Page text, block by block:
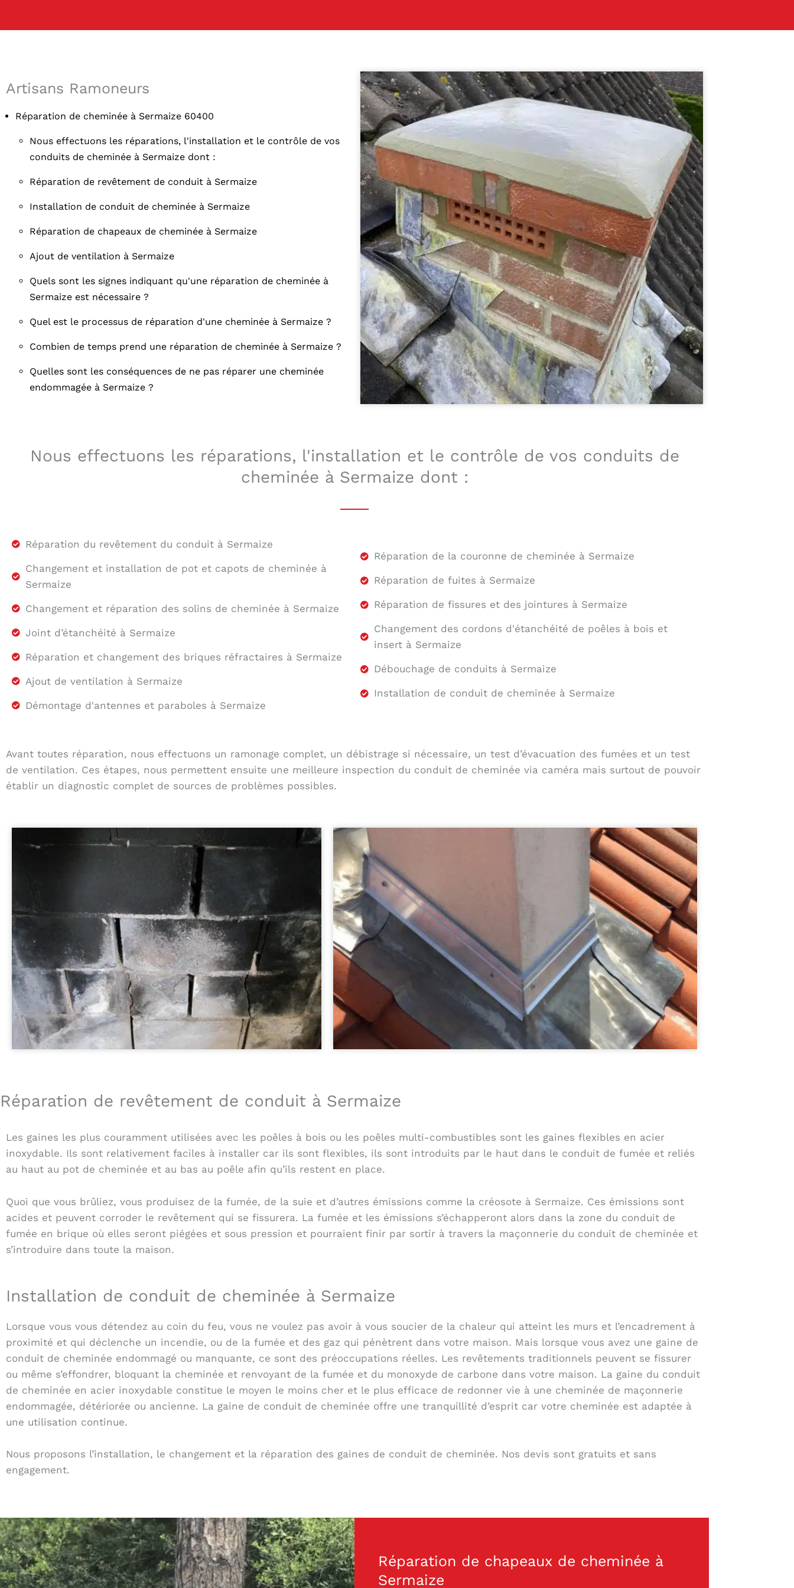
Artisans Ramoneurs
Réparation de cheminée à Sermaize 60400
Nous effectuons les réparations, l'installation et le contrôle de vos
conduits de cheminée à Sermaize dont :
Réparation de revêtement de conduit à Sermaize
Installation de conduit de cheminée à Sermaize
Réparation de chapeaux de cheminée à Sermaize
Ajout de ventilation à Sermaize
Quels sont les signes indiquant qu'une réparation de cheminée à
Sermaize est nécessaire ?
Quel est le processus de réparation d'une cheminée à Sermaize ?
Combien de temps prend une réparation de cheminée à Sermaize ?
Quelles sont les conséquences de ne pas réparer une cheminée
endommagée à Sermaize ?
Nous effectuons les réparations, l'installation et le contrôle de vos conduits de
cheminée à Sermaize dont :
Réparation du revêtement du conduit à Sermaize
Changement et installation de pot et capots de cheminée à
Sermaize
Changement et réparation des solins de cheminée à Sermaize
Joint d’étanchéité à Sermaize
Réparation et changement des briques réfractaires à Sermaize
Ajout de ventilation à Sermaize
Démontage d'antennes et paraboles à Sermaize
Réparation de la couronne de cheminée à Sermaize
Réparation de fuites à Sermaize
Réparation de fissures et des jointures à Sermaize
Changement des cordons d'étanchéité de poêles à bois et
insert à Sermaize
Débouchage de conduits à Sermaize
Installation de conduit de cheminée à Sermaize
Avant toutes réparation, nous effectuons un ramonage complet, un débistrage si nécessaire, un test d’évacuation des fumées et un test
de ventilation. Ces étapes, nous permettent ensuite une meilleure inspection du conduit de cheminée via caméra mais surtout de pouvoir
établir un diagnostic complet de sources de problèmes possibles.
Réparation de revêtement de conduit à Sermaize
Les gaines les plus couramment utilisées avec les poêles à bois ou les poêles multi-combustibles sont les gaines flexibles en acier
inoxydable. Ils sont relativement faciles à installer car ils sont flexibles, ils sont introduits par le haut dans le conduit de fumée et reliés
au haut au pot de cheminée et au bas au poêle afin qu’ils restent en place.
Quoi que vous brûliez, vous produisez de la fumée, de la suie et d’autres émissions comme la créosote à Sermaize. Ces émissions sont
acides et peuvent corroder le revêtement qui se fissurera. La fumée et les émissions s’échapperont alors dans la zone du conduit de
fumée en brique où elles seront piégées et sous pression et pourraient finir par sortir à travers la maçonnerie du conduit de cheminée et
s’introduire dans toute la maison.
Installation de conduit de cheminée à Sermaize
Lorsque vous vous détendez au coin du feu, vous ne voulez pas avoir à vous soucier de la chaleur qui atteint les murs et l’encadrement à
proximité et qui déclenche un incendie, ou de la fumée et des gaz qui pénètrent dans votre maison. Mais lorsque vous avez une gaine de
conduit de cheminée endommagé ou manquante, ce sont des préoccupations réelles. Les revêtements traditionnels peuvent se fissurer
ou même s’effondrer, bloquant la cheminée et renvoyant de la fumée et du monoxyde de carbone dans votre maison. La gaine du conduit
de cheminée en acier inoxydable constitue le moyen le moins cher et le plus efficace de redonner vie à une cheminée de maçonnerie
endommagée, détériorée ou ancienne. La gaine de conduit de cheminée offre une tranquillité d’esprit car votre cheminée est adaptée à
une utilisation continue.
Nous proposons l’installation, le changement et la réparation des gaines de conduit de cheminée. Nos devis sont gratuits et sans
engagement.
Réparation de chapeaux de cheminée à
Sermaize